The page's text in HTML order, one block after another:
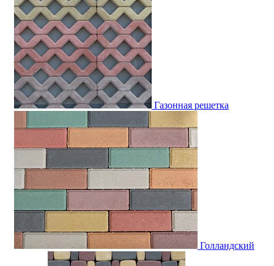
Газонная решетка
Голландский